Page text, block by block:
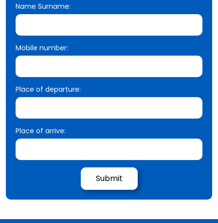
Name Surname:
Mobile number:
Place of departure:
Place of arrive: